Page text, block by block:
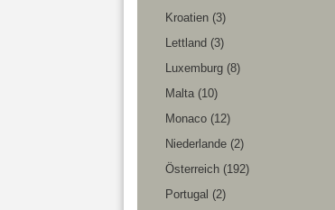
Kroatien (3)
Lettland (3)
Luxemburg (8)
Malta (10)
Monaco (12)
Niederlande (2)
Österreich (192)
Portugal (2)